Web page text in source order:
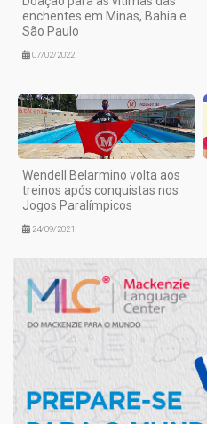
enchentes em Minas, Bahia e
São Paulo
07/02/2022
Wendell Belarmino volta aos
treinos após conquistas nos
Jogos Paralímpicos
24/09/2021